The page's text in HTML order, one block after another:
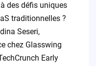
des défis uniques
traditionnelles ?
Seseri,
chez Glasswing
Early